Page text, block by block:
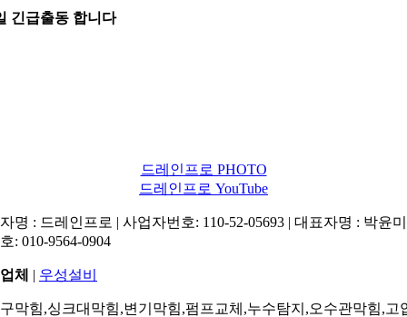
긴급출동 합니다
드레인프로 PHOTO
드레인프로 YouTube
명 : 드레인프로 | 사업자번호: 110-52-05693 | 대표자명 : 박윤
: 010-9564-0904
체 | 우성설비
막힘,싱크대막힘,변기막힘,펌프교체,누수탐지,오수관막힘,고